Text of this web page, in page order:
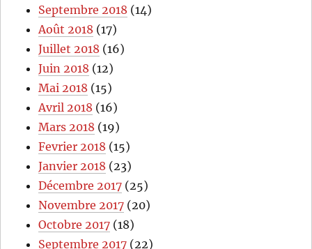
Septembre 2018 (14)
Août 2018 (17)
Juillet 2018 (16)
Juin 2018 (12)
Mai 2018 (15)
Avril 2018 (16)
Mars 2018 (19)
Fevrier 2018 (15)
Janvier 2018 (23)
Décembre 2017 (25)
Novembre 2017 (20)
Octobre 2017 (18)
Septembre 2017 (22)